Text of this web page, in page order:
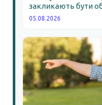
закликають бути
05.08.2026